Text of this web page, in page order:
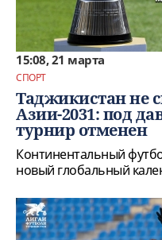
15:08, 21 марта
СПОРТ
Таджикистан не
Азии-2031: под
турнир отменен
Континентальный
новый глобальный